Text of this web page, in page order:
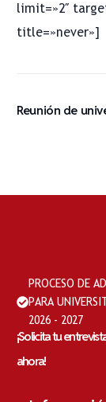
limit=»2″
title=»never»]
Reunión de
PROCESO DE
PARA
2026 - 2027
¡Solicita tu
ahora!